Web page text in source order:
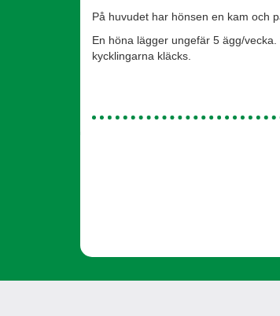
På huvudet har hönsen en kam och
En höna lägger ungefär 5 ägg/
kycklingarna kläcks.